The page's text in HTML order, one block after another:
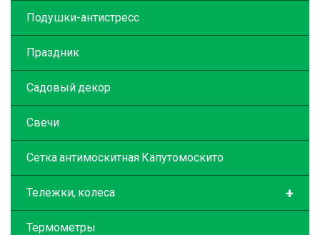
Подушки-антистресс
Праздник
Садовый декор
Свечи
Сетка антимоскитная Капутомоскито
+
Тележки, колеса
Термометры